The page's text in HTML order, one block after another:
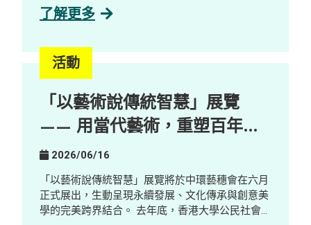
合作，舉辦了一場工作體驗及探索工作坊，對象包
如何重塑工作設計與技能需求，並探索其在促進共
融就業方面的潛力。 重點內容 AI 本地化與新職
會，包括 AI Quality Support 等職位，這些職位能
與殘疾人士及有特殊教育需要人才的優勢契合。 人
類在 AI 發展中的關鍵角色： 人類的監督與參與仍
不可或缺，包括確保內容準確性、調整語氣風格，
以及進行情境判斷等。 走向與 AI 協作的新工作模
式： 隨著 AI 改變職場生態，競爭力愈來愈取決於
與 AI 協作的能力，促使機構重新思考工作設計，
並拓闊人才來源。 在「賽馬會共融．知行計劃」計
了解更多
活動
「以藝術說傳統智慧」展覽
—— 用當代藝術，重塑百年鄉
郊的新想像
2026/06/16
「以藝術說傳統智慧」展覽將於中環藝穗會在六月
正式展出，生動呈現永續發展、文化傳承與創意美
學的完美跨界結合。 去年底，香港大學公民社會與